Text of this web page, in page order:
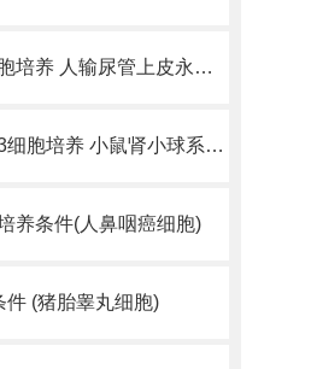
SV-HUC-1细胞培养 人输尿管上皮永生化细胞
SV40 MES 13细胞培养 小鼠肾小球系膜细胞
养条件(人鼻咽癌细胞)
件 (猪胎睾丸细胞)